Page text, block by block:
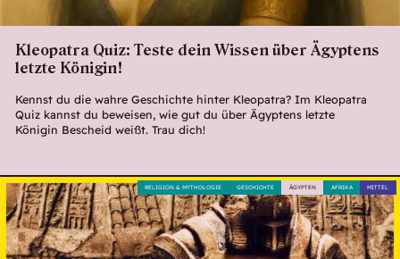
Kleopatra Quiz: Teste dein Wissen über Ägyptens
letzte Königin!
Kennst du die wahre Geschichte hinter Kleopatra? Im Kleopatra
Quiz kannst du beweisen, wie gut du über Ägyptens letzte
Königin Bescheid weißt. Trau dich!
MITTEL
AFRIKA
ÄGYPTEN
GESCHICHTE
RELIGION & MYTHOLOGIE